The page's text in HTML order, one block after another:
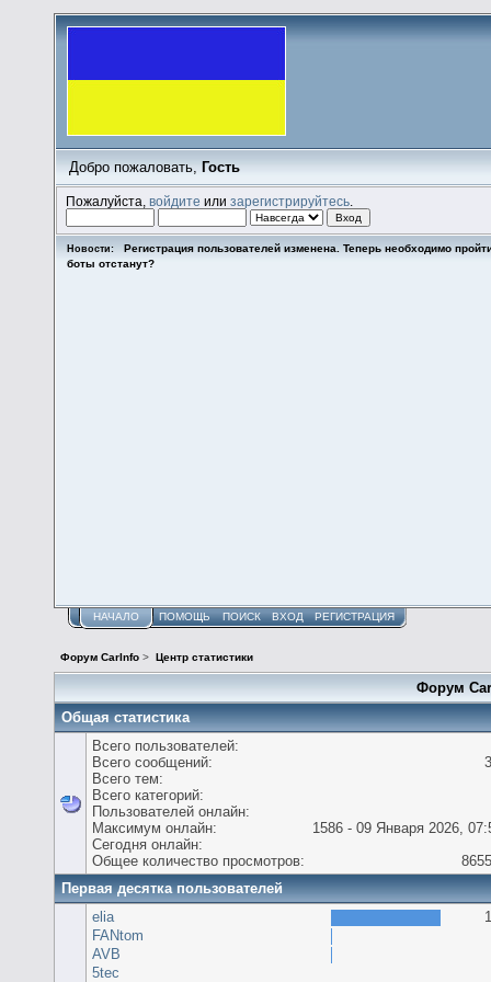
Добро пожаловать, Гость
Пожалуйста,войдите илизарегистрируйтесь
Новости:
Регистрация пользователей изменена. Теперь необходимо
боты отстанут?
НАЧАЛО ПОМОЩЬ ПОИСК ВХОД РЕГИСТРАЦИЯ
Форум CarInfo > Центр статистики
Форум
Общая статистика
Всего пользователей:
Всего сообщений:
Всего тем:
Всего категорий:
Пользователей онлайн:
Максимум онлайн:
1586 - 09 Января 2026,
Сегодня онлайн:
Общее количество просмотров:
Первая десятка пользователей
elia
FANtom
AVB
5tec